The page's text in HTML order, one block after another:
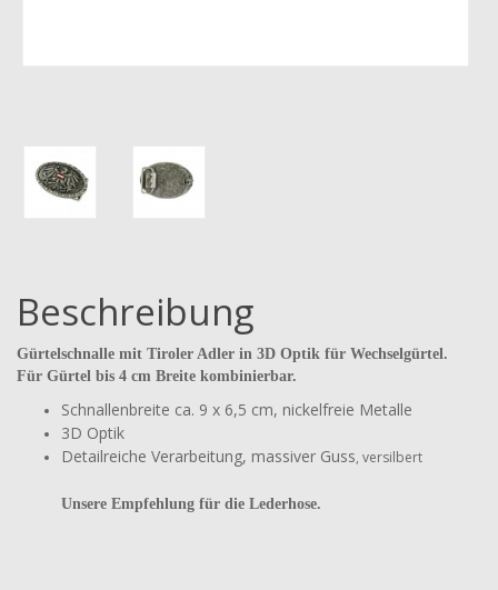
Beschreibung
Gürtelschnalle mit Tiroler Adler in 3D Optik für Wechselgürtel.
Für Gürtel bis 4 cm Breite kombinierbar.
Schnallenbreite ca. 9 x 6,5 cm, nickelfreie Metalle
3D Optik
Detailreiche Verarbeitung, massiver Guss, versilbert
Unsere Empfehlung für die Lederhose.